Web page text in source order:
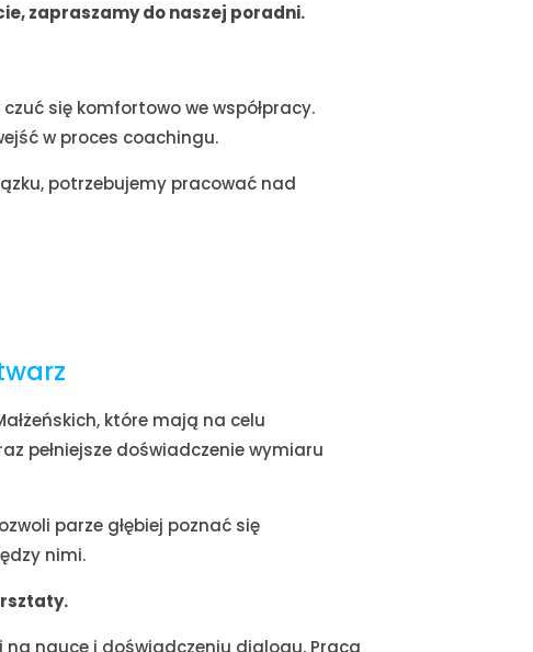
zapraszamy do naszej poradni.
się komfortowo we współpracy.
w proces coachingu.
potrzebujemy pracować nad
które mają na celu
pełniejsze doświadczenie wymiaru
parze głębiej poznać się
nimi.